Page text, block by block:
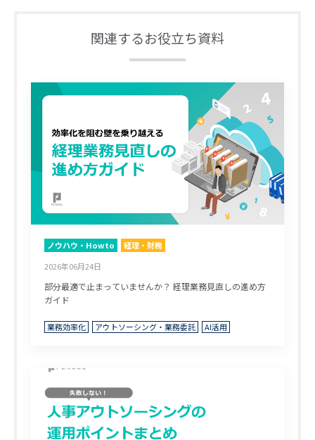
関連するお役立ち資料
ノウハウ・Howto
経理・財務
2026年06月24日
部分最適で止まっていませんか？ 経理業務見直しの進め方
ガイド
業務効率化 アウトソーシング・業務委託 AI活用